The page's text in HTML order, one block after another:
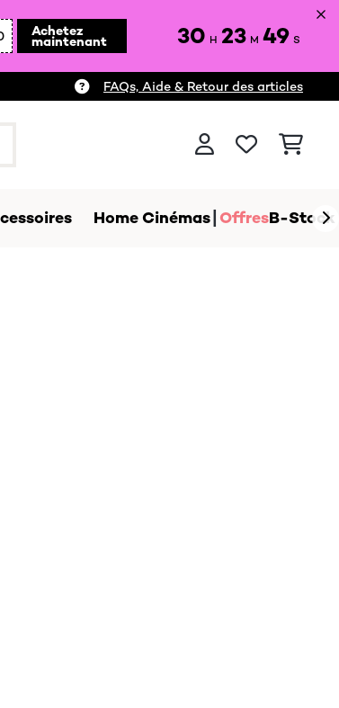
Achetez
maintenant 30 H 23 M 48 S
FAQs, Aide & Retour des articles
Home Cinémas OffresB-Stock